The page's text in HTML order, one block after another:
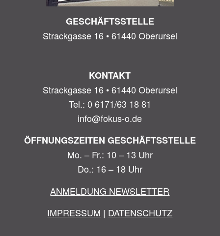
GESCHÄFTSSTELLE
Strackgasse 16 • 61440 Oberursel
KONTAKT
Strackgasse 16 • 61440 Oberursel
Tel.: 0 6171/63 18 81
info@fokus-o.de
ÖFFNUNGSZEITEN GESCHÄFTSSTELLE
Mo. – Fr.: 10 – 13 Uhr
Do.: 16 – 18 Uhr
ANMELDUNG NEWSLETTER
IMPRESSUM | DATENSCHUTZ